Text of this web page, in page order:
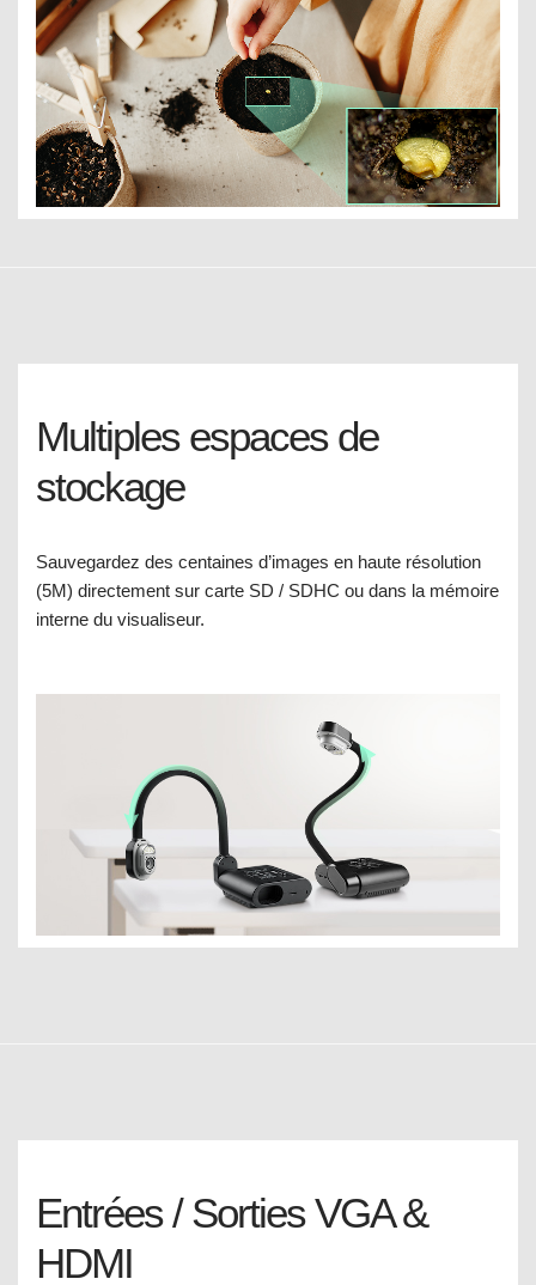
Multiples espaces de
stockage
Sauvegardez des centaines d’images en haute résolution
(5M) directement sur carte SD / SDHC ou dans la mémoire
interne du visualiseur.
Entrées / Sorties VGA &
HDMI